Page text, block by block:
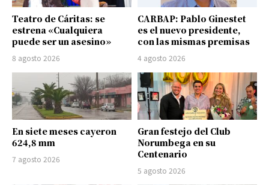
Teatro de Cáritas: se
estrena «Cualquiera
puede ser un asesino»
8 agosto 2026
CARBAP: Pablo Ginestet
es el nuevo presidente,
con las mismas premisas
4 agosto 2026
En siete meses cayeron
624,8 mm
7 agosto 2026
Gran festejo del Club
Norumbega en su
Centenario
5 agosto 2026